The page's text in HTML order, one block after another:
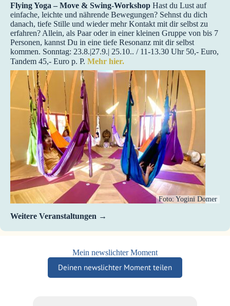
Flying Yoga – Move & Swing-Workshop Hast du Lust auf
einfache, leichte und nährende Bewegungen? Sehnst du dich
danach, tiefe Stille und wieder mehr Kontakt mit dir selbst zu
erfahren? Allein, als Paar oder in einer kleinen Gruppe von bis 7
Personen, kannst Du in eine tiefe Resonanz mit dir selbst
kommen. Sonntag: 23.8.|27.9.| 25.10.. / 11-13.30 Uhr 50,- Euro,
Tandem 45,- Euro p. P. Mehr hier.
Foto: Yogini Domer
Weitere Veranstaltungen
Mein newslichter Moment
Deinen newslichter Moment teilen